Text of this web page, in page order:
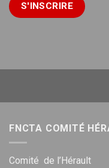
FNCTA COMITÉ
Comité de l’Hérault